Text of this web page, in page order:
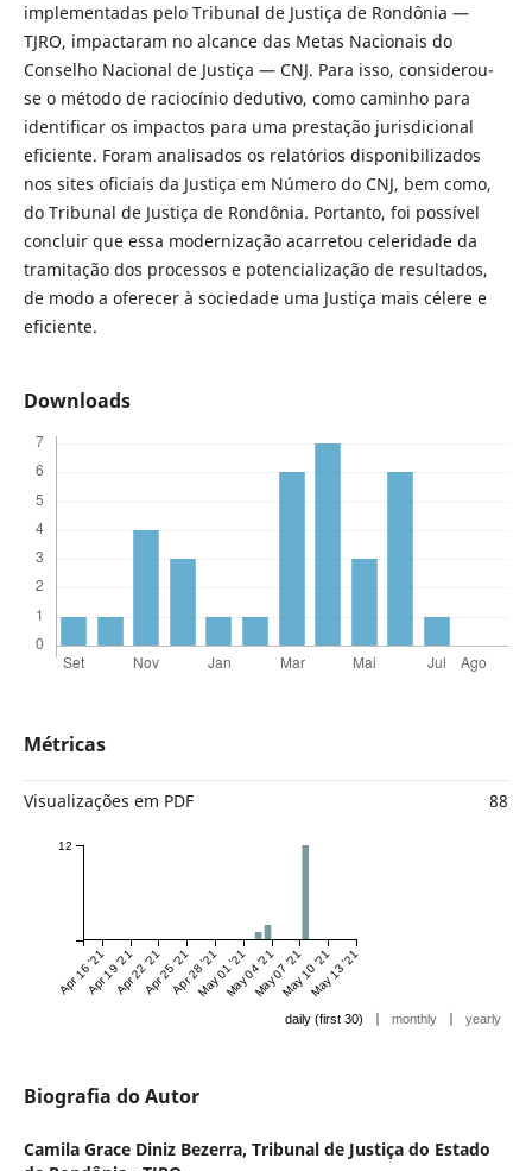
implementadas pelo Tribunal de Justiça de Rondônia —
TJRO, impactaram no alcance das Metas Nacionais do
Conselho Nacional de Justiça — CNJ. Para isso, considerou-
se o método de raciocínio dedutivo, como caminho para
identificar os impactos para uma prestação jurisdicional
eficiente. Foram analisados os relatórios disponibilizados
nos sites oficiais da Justiça em Número do CNJ, bem como,
do Tribunal de Justiça de Rondônia. Portanto, foi possível
concluir que essa modernização acarretou celeridade da
tramitação dos processos e potencialização de resultados,
de modo a oferecer à sociedade uma Justiça mais célere e
eficiente.
Downloads
Métricas
Visualizações em PDF 88
Apr 16 '21Apr 19 '21Apr 22 '21Apr 25 '21Apr 28 '21May 01 '21May 04 '21May 07 '21May 10 '21May 13 '21
12
daily (first 30) | monthly | yearly
Biografia do Autor
Camila Grace Diniz Bezerra, Tribunal de Justiça do Estado